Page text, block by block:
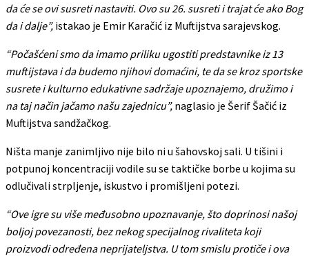
da će se ovi susreti nastaviti. Ovo su 26. susreti i trajat će ako Bog
da i dalje”, istakao je Emir Karačić iz Muftijstva sarajevskog.
“Počašćeni smo da imamo priliku ugostiti predstavnike iz 13
muftijstava i da budemo njihovi domaćini, te da se kroz sportske
susrete i kulturno edukativne sadržaje upoznajemo, družimo i
na taj način jačamo našu zajednicu”, naglasio je Šerif Šačić iz
Muftijstva sandžačkog.
Ništa manje zanimljivo nije bilo ni u šahovskoj sali. U tišini i
potpunoj koncentraciji vodile su se taktičke borbe u kojima su
odlučivali strpljenje, iskustvo i promišljeni potezi.
“Ove igre su više međusobno upoznavanje, što doprinosi našoj
boljoj povezanosti, bez nekog specijalnog rivaliteta koji
proizvodi određena neprijateljstva. U tom smislu protiče i ova